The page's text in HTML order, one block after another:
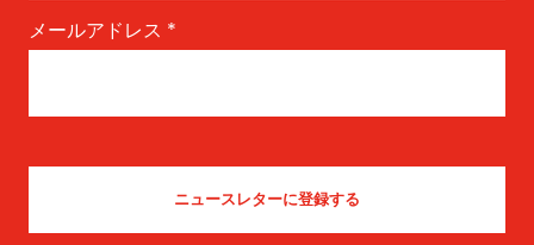
メールアドレス *